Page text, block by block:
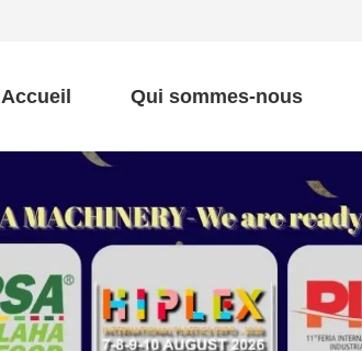
Accueil Qui sommes-nous